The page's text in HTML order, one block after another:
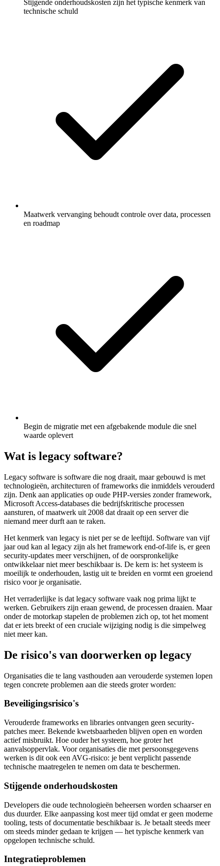
Stijgende onderhoudskosten zijn het typische kenmerk van
technische schuld
Maatwerk vervanging behoudt controle over data, processen
en roadmap
Begin de migratie met een afgebakende module die snel
waarde oplevert
Wat is legacy software?
Legacy software is software die nog draait, maar gebouwd is met
technologieën, architecturen of frameworks die inmiddels verouderd
zijn. Denk aan applicaties op oude PHP-versies zonder framework,
Microsoft Access-databases die bedrijfskritische processen
aansturen, of maatwerk uit 2008 dat draait op een server die
niemand meer durft aan te raken.
Het kenmerk van legacy is niet per se de leeftijd. Software van vijf
jaar oud kan al legacy zijn als het framework end-of-life is, er geen
security-updates meer verschijnen, of de oorspronkelijke
ontwikkelaar niet meer beschikbaar is. De kern is: het systeem is
moeilijk te onderhouden, lastig uit te breiden en vormt een groeiend
risico voor je organisatie.
Het verraderlijke is dat legacy software vaak nog prima lijkt te
werken. Gebruikers zijn eraan gewend, de processen draaien. Maar
onder de motorkap stapelen de problemen zich op, tot het moment
dat er iets breekt of een cruciale wijziging nodig is die simpelweg
niet meer kan.
De risico's van doorwerken op legacy
Organisaties die te lang vasthouden aan verouderde systemen lopen
tegen concrete problemen aan die steeds groter worden:
Beveiligingsrisico's
Verouderde frameworks en libraries ontvangen geen security-
patches meer. Bekende kwetsbaarheden blijven open en worden
actief misbruikt. Hoe ouder het systeem, hoe groter het
aanvalsoppervlak. Voor organisaties die met persoonsgegevens
werken is dit ook een AVG-risico: je bent verplicht passende
technische maatregelen te nemen om data te beschermen.
Stijgende onderhoudskosten
Developers die oude technologieën beheersen worden schaarser en
dus duurder. Elke aanpassing kost meer tijd omdat er geen moderne
tooling, tests of documentatie beschikbaar is. Je betaalt steeds meer
om steeds minder gedaan te krijgen — het typische kenmerk van
opgelopen technische schuld.
Integratieproblemen